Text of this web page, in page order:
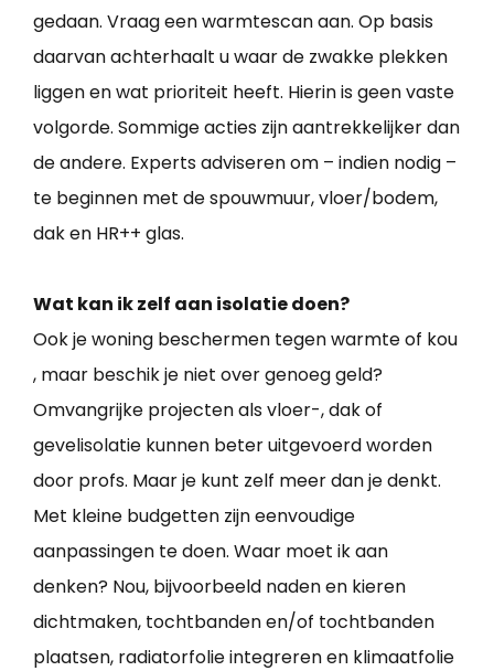
gedaan. Vraag een warmtescan aan. Op basis
daarvan achterhaalt u waar de zwakke plekken
liggen en wat prioriteit heeft. Hierin is geen vaste
volgorde. Sommige acties zijn aantrekkelijker dan
de andere. Experts adviseren om – indien nodig –
te beginnen met de spouwmuur, vloer/bodem,
dak en HR++ glas.
Wat kan ik zelf aan isolatie doen?
Ook je woning beschermen tegen warmte of kou
, maar beschik je niet over genoeg geld?
Omvangrijke projecten als vloer-, dak of
gevelisolatie kunnen beter uitgevoerd worden
door profs. Maar je kunt zelf meer dan je denkt.
Met kleine budgetten zijn eenvoudige
aanpassingen te doen. Waar moet ik aan
denken? Nou, bijvoorbeeld naden en kieren
dichtmaken, tochtbanden en/of tochtbanden
plaatsen, radiatorfolie integreren en klimaatfolie